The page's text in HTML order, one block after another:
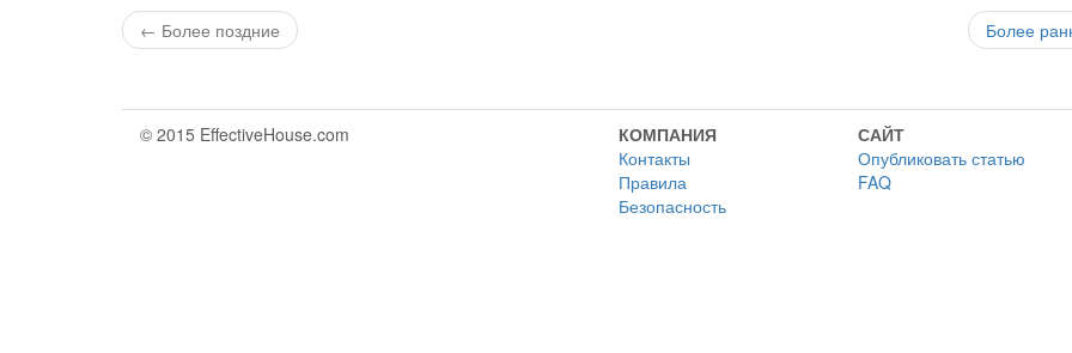
← Более поздние Более
© 2015 EffectiveHouse.com
КОМПАНИЯ
Контакты
Правила
Безопасность
САЙТ
Опубликовать статью
FAQ